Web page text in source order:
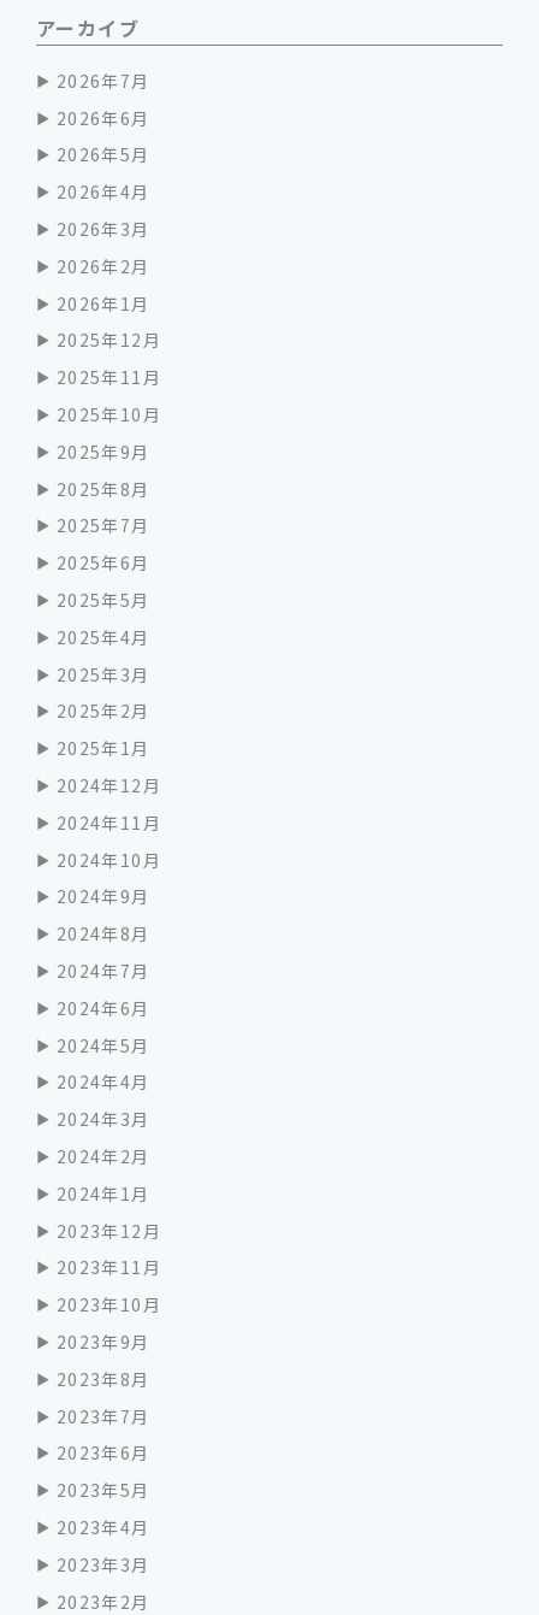
アーカイブ
2026年7月
2026年6月
2026年5月
2026年4月
2026年3月
2026年2月
2026年1月
2025年12月
2025年11月
2025年10月
2025年9月
2025年8月
2025年7月
2025年6月
2025年5月
2025年4月
2025年3月
2025年2月
2025年1月
2024年12月
2024年11月
2024年10月
2024年9月
2024年8月
2024年7月
2024年6月
2024年5月
2024年4月
2024年3月
2024年2月
2024年1月
2023年12月
2023年11月
2023年10月
2023年9月
2023年8月
2023年7月
2023年6月
2023年5月
2023年4月
2023年3月
2023年2月